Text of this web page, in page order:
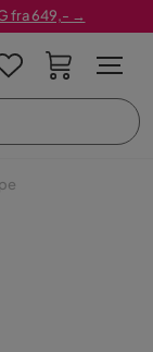
fra 649,- →